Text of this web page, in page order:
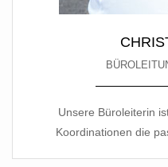
Unsere Büroleiterin
Koordinationen die